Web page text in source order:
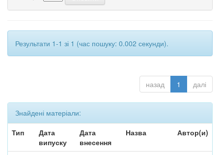
Результати 1-1 зі 1 (час пошуку: 0.002 секунди).
назад 1 далі
Знайдені матеріали:
Тип
Дата
випуску
Дата
внесення
Назва Автор(и)